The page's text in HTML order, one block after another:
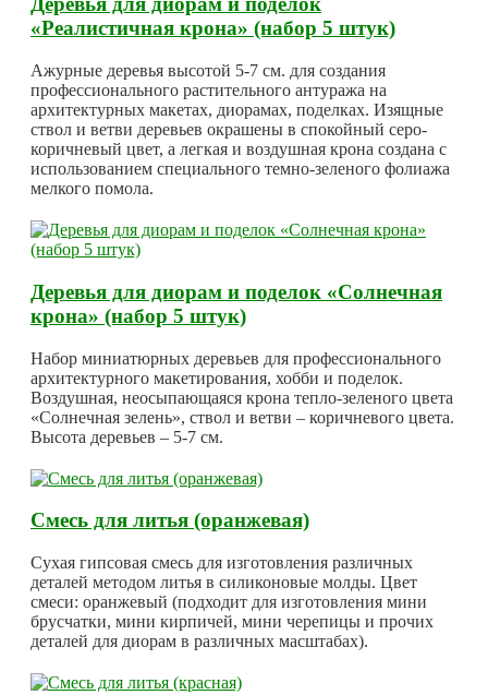
«Реалистичная крона» (набор 5 штук)
Ажурные деревья высотой 5-7 см. для создания
профессионального растительного антуража на
архитектурных макетах, диорамах, поделках. Изящные
ствол и ветви деревьев окрашены в спокойный серо-
коричневый цвет, а легкая и воздушная крона создана с
использованием специального темно-зеленого фолиажа
мелкого помола.
Деревья для диорам и поделок «Солнечная
крона» (набор 5 штук)
Набор миниатюрных деревьев для профессионального
архитектурного макетирования, хобби и поделок.
Воздушная, неосыпающаяся крона тепло-зеленого цвета
«Солнечная зелень», ствол и ветви – коричневого цвета.
Высота деревьев – 5-7 см.
Смесь для литья (оранжевая)
Сухая гипсовая смесь для изготовления различных
деталей методом литья в силиконовые молды. Цвет
смеси: оранжевый (подходит для изготовления мини
брусчатки, мини кирпичей, мини черепицы и прочих
деталей для диорам в различных масштабах).